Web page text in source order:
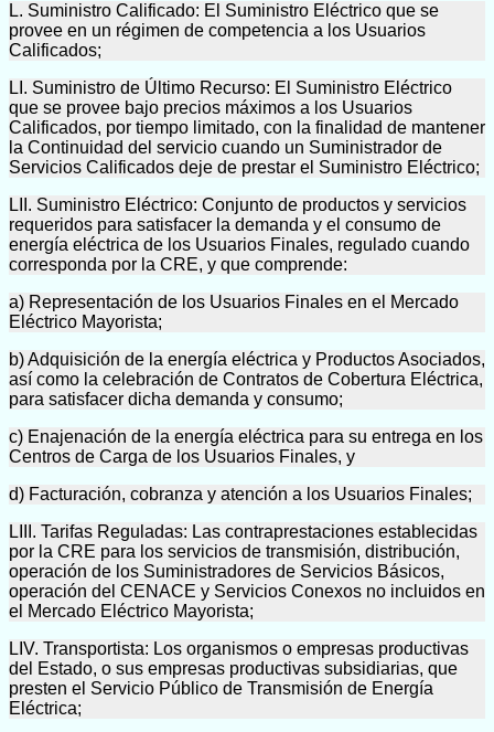
L. Suministro Calificado: El Suministro Eléctrico que se
provee en un régimen de competencia a los Usuarios
Calificados;
LI. Suministro de Último Recurso: El Suministro Eléctrico
que se provee bajo precios máximos a los Usuarios
Calificados, por tiempo limitado, con la finalidad de mantener
la Continuidad del servicio cuando un Suministrador de
Servicios Calificados deje de prestar el Suministro Eléctrico;
LII. Suministro Eléctrico: Conjunto de productos y servicios
requeridos para satisfacer la demanda y el consumo de
energía eléctrica de los Usuarios Finales, regulado cuando
corresponda por la CRE, y que comprende:
a) Representación de los Usuarios Finales en el Mercado
Eléctrico Mayorista;
b) Adquisición de la energía eléctrica y Productos Asociados,
así como la celebración de Contratos de Cobertura Eléctrica,
para satisfacer dicha demanda y consumo;
c) Enajenación de la energía eléctrica para su entrega en los
Centros de Carga de los Usuarios Finales, y
d) Facturación, cobranza y atención a los Usuarios Finales;
LIII. Tarifas Reguladas: Las contraprestaciones establecidas
por la CRE para los servicios de transmisión, distribución,
operación de los Suministradores de Servicios Básicos,
operación del CENACE y Servicios Conexos no incluidos en
el Mercado Eléctrico Mayorista;
LIV. Transportista: Los organismos o empresas productivas
del Estado, o sus empresas productivas subsidiarias, que
presten el Servicio Público de Transmisión de Energía
Eléctrica;